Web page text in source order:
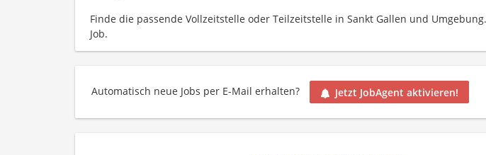
Finde die passende Vollzeitstelle oder Teilzeitstelle in Sankt Gallen und
Job.
Automatisch neue Jobs per E-Mail erhalten? Jetzt JobAgent aktivieren!